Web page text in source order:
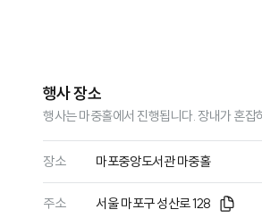
행사 장소
행사는 마중홀에서 진행됩니다. 장내가 혼
장소 마포중앙도서관 마중홀
주소 서울 마포구 성산로 128